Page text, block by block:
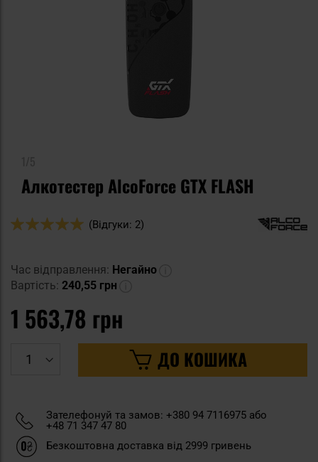
Алкотестер AlcoForce GTX FLASH
Оцінка:
(Відгуки: 2)
Час відправлення: Негайно
Вартість: 240,55 грн
1 563,78 грн
ДО КОШИКА
Зателефонуй та замов: +380 94 7116975 або
+48 71 347 47 80
Безкоштовна доставка від 2999 гривень